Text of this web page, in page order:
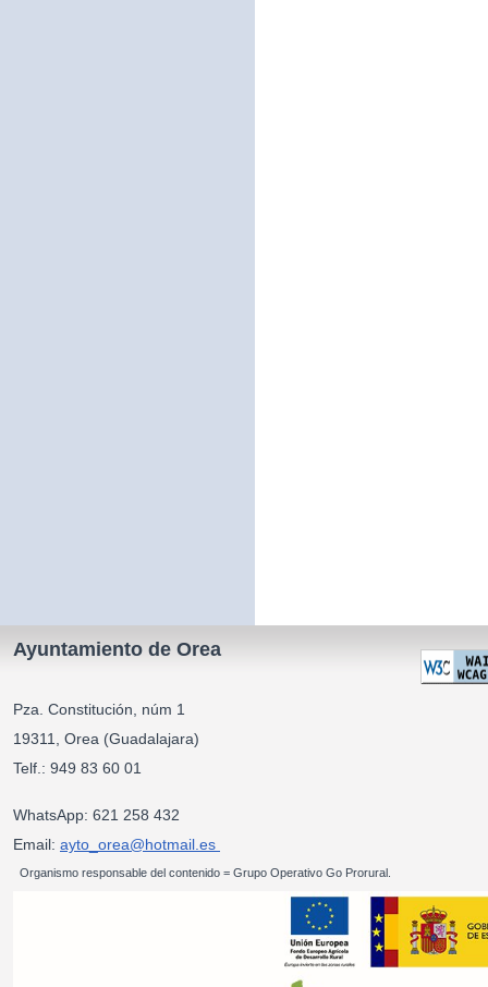
Ayuntamiento de Orea
Pza. Constitución, núm 1
19311, Orea (Guadalajara)
Telf.: 949 83 60 01
WhatsApp: 621 258 432
Email: ayto_orea@hotmail.es
Organismo responsable del contenido = Grupo Operativo Go Prorural.